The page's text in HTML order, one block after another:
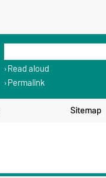
Read aloud
Permalink
Sitemap